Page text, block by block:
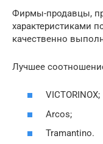
Фирмы-продавцы,
характеристиками
качественно
Лучшее
VICTORINOX;
Arcos;
Tramantino.